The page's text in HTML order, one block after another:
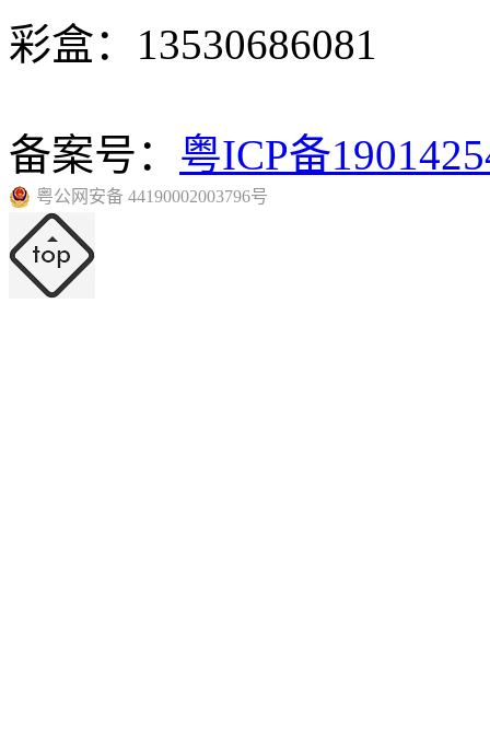
彩盒：13530686081
备案号： 粤ICP备
粤公网安备 44190002003796号